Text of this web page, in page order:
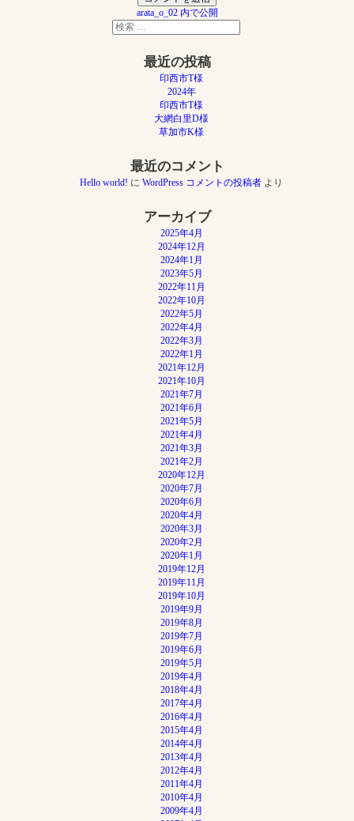
arata_o_02 内で公開
検
最近の投稿
印西市T様
2024年
印西市T様
大網白里D様
草加市K様
最近のコメント
Hello world! にWordPress コメントの投稿者 より
アーカイブ
2025年4月
2024年12月
2024年1月
2023年5月
2022年11月
2022年10月
2022年5月
2022年4月
2022年3月
2022年1月
2021年12月
2021年10月
2021年7月
2021年6月
2021年5月
2021年4月
2021年3月
2021年2月
2020年12月
2020年7月
2020年6月
2020年4月
2020年3月
2020年2月
2020年1月
2019年12月
2019年11月
2019年10月
2019年9月
2019年8月
2019年7月
2019年6月
2019年5月
2019年4月
2018年4月
2017年4月
2016年4月
2015年4月
2014年4月
2013年4月
2012年4月
2011年4月
2010年4月
2009年4月